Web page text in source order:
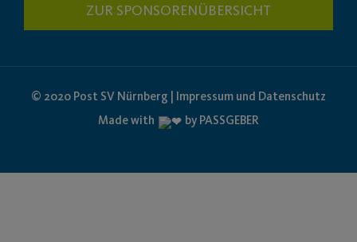
ZUR SPONSORENÜBERSICHT
© 2020 Post SV Nürnberg | Impressum und Datenschutz
Made with
by PASSGEBER